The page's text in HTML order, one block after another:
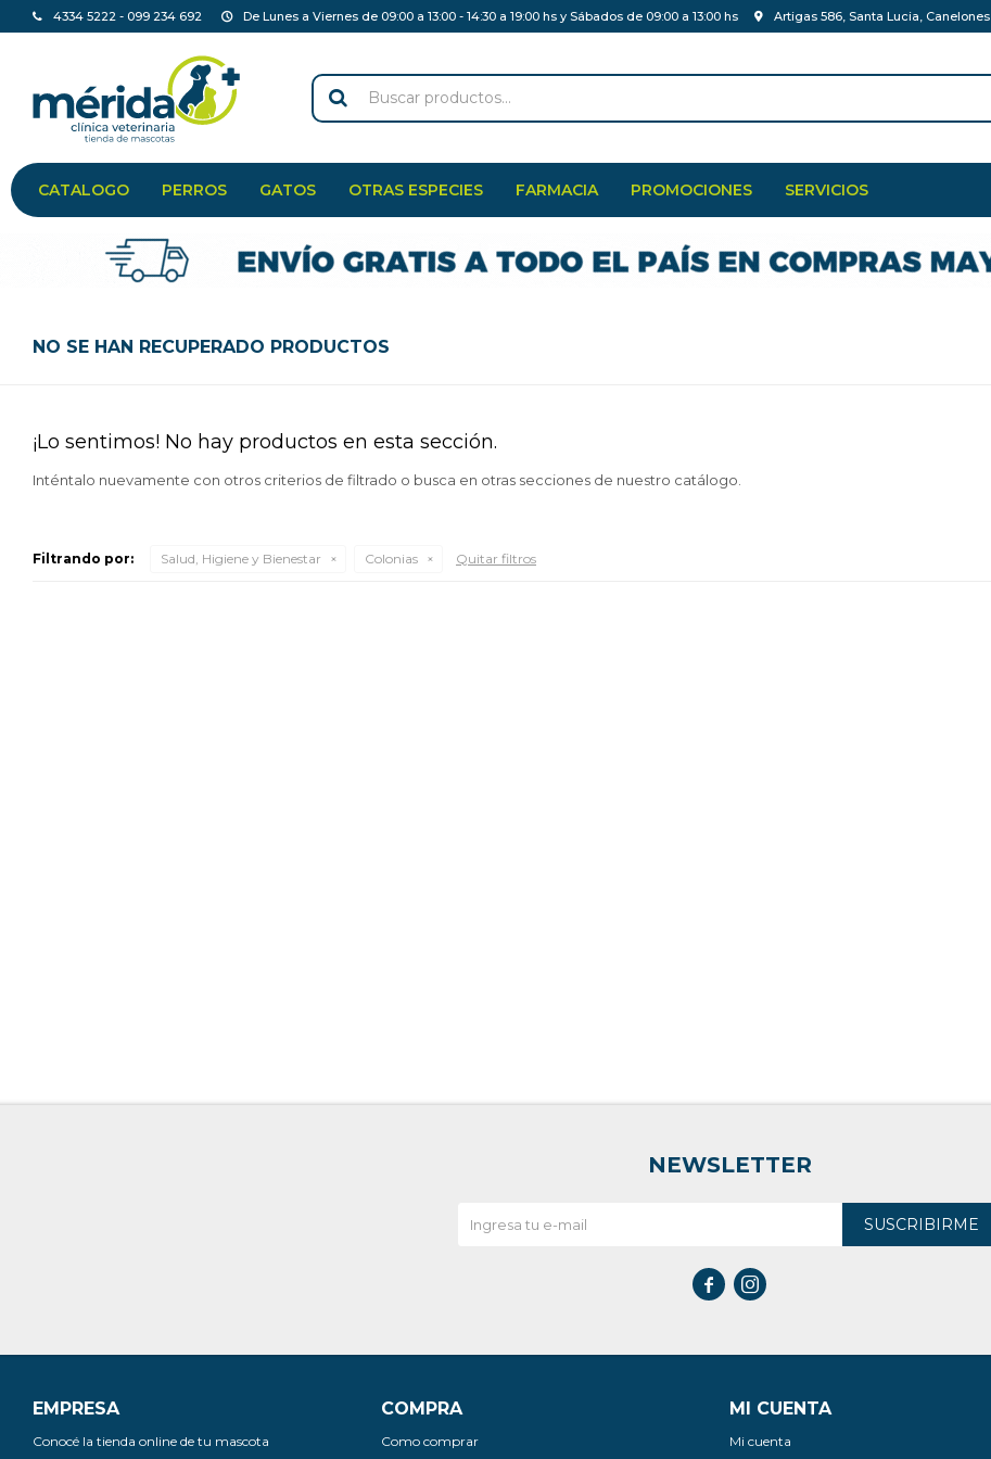
CATALOGO PERROS GATOS OTRAS ESPECIES FARMACIA PROMOCIONES SERVICIOS
4334 5222 - 099 234 692 De Lunes a Viernes de 09:00 a 13:00 - 14:30 a 19:00 hs y Sábados de 09:00 a 13:00 hs Artigas 586, Santa Lucia, Canelones
NO SE HAN RECUPERADO PRODUCTOS
¡Lo sentimos! No hay productos en esta sección.
Inténtalo nuevamente con otros criterios de filtrado o busca en otras secciones de nuestro catálogo.
Filtrando por: Salud, Higiene y Bienestar Colonias Quitar filtros
EMPRESA
Conocé la tienda online de tu mascota
COMPRA
Como comprar
MI CUENTA
Mi cuenta
NEWSLETTER
SUSCRIBIRME
 